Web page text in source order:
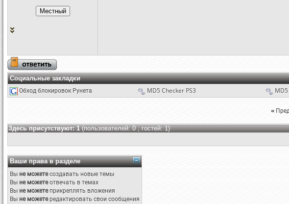
Социальные закладки
Обход блокировок Рунета MD5 Checker PS3 MD5
«
Здесь присутствуют: 1(пользователей: 0 , гостей: 1)
Ваши права в разделе
Вы не можетесоздавать новые темы
Вы не можетеотвечать в темах
Вы не можетеприкреплять вложения
Вы не можетередактировать свои сообщения